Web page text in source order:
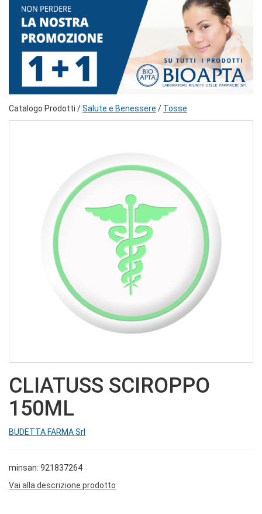
Catalogo Prodotti /Salute e Benessere / Tosse
CLIATUSS SCIROPPO
150ML
BUDETTA FARMA Srl
minsan: 921837264
Vai alla descrizione prodotto